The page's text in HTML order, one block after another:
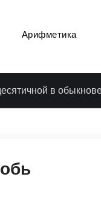
Арифметика
в